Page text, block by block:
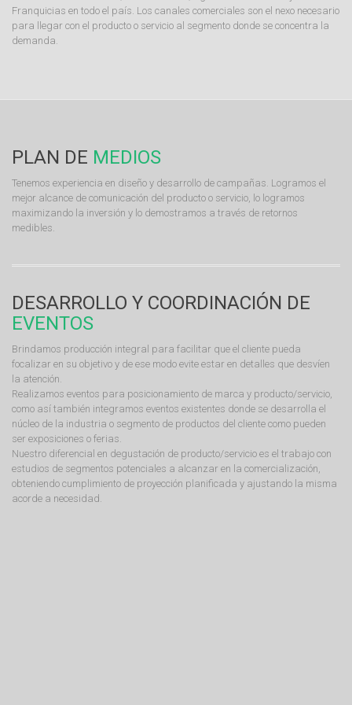
Franquicias en todo el país. Los canales comerciales son el nexo necesario
para llegar con el producto o servicio al segmento donde se concentra la
demanda.
PLAN DE MEDIOS
Tenemos experiencia en diseño y desarrollo de campañas. Logramos el
mejor alcance de comunicación del producto o servicio, lo logramos
maximizando la inversión y lo demostramos a través de retornos
medibles.
DESARROLLO Y COORDINACIÓN DE
EVENTOS
Brindamos producción integral para facilitar que el cliente pueda
focalizar en su objetivo y de ese modo evite estar en detalles que desvíen
la atención.
Realizamos eventos para posicionamiento de marca y producto/servicio,
como así también integramos eventos existentes donde se desarrolla el
núcleo de la industria o segmento de productos del cliente como pueden
ser exposiciones o ferias.
Nuestro diferencial en degustación de producto/servicio es el trabajo con
estudios de segmentos potenciales a alcanzar en la comercialización,
obteniendo cumplimiento de proyección planificada y ajustando la misma
acorde a necesidad.